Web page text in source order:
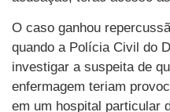
O caso ganhou
quando a Polícia Civil do
investigar a suspeita de
enfermagem teriam
em um hospital particular